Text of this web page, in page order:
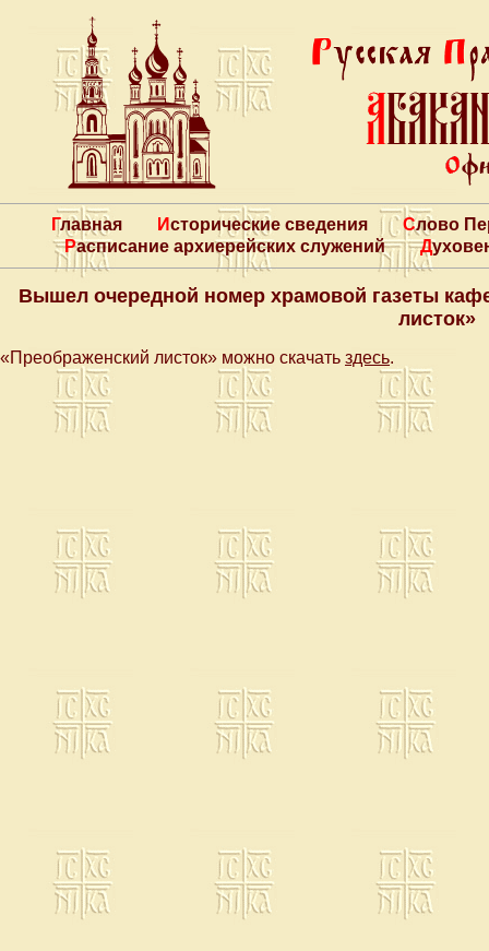
Главная Исторические сведения
Слово
Расписание архиерейских служений
Вышел очередной номер храмовой газеты
листок»
«Преображенский листок» можно скачать здесь.